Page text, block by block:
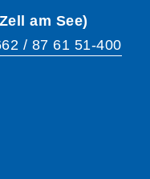
am See)
/ 87 61 51-400